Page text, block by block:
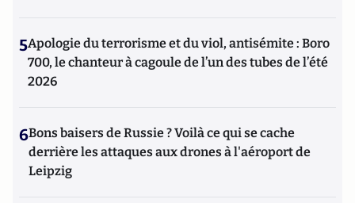
5Apologie du terrorisme et du viol, antisémite : Boro
700, le chanteur à cagoule de l’un des tubes de l’été
2026
6Bons baisers de Russie ? Voilà ce qui se cache
derrière les attaques aux drones à l'aéroport de
Leipzig